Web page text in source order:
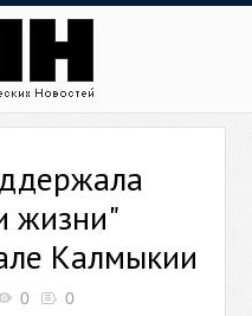
жизни"
Калмыкии
0 0